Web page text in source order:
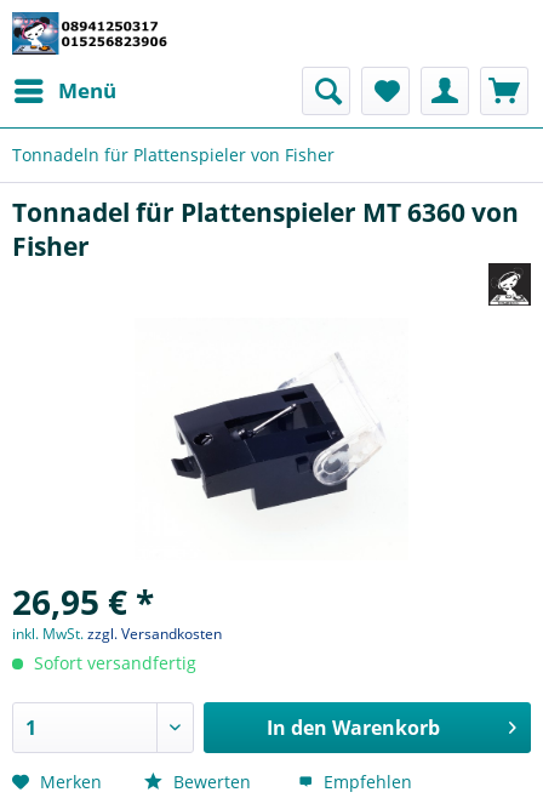
Menü
Tonnadeln für Plattenspieler von Fisher
Tonnadel für Plattenspieler MT 6360 von
Fisher
26,95 € *
inkl. MwSt.zzgl. Versandkosten
Sofort versandfertig
In den Warenkorb
Merken Bewerten Empfehlen